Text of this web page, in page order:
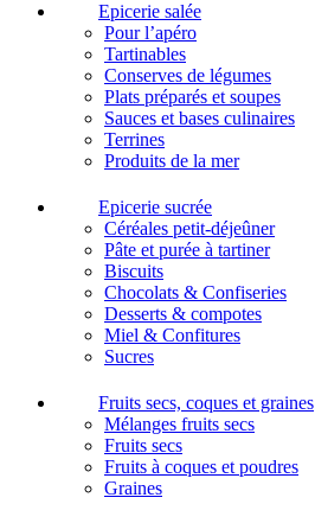
Epicerie salée
Pour l’apéro
Tartinables
Conserves de légumes
Plats préparés et soupes
Sauces et bases culinaires
Terrines
Produits de la mer
Epicerie sucrée
Céréales petit-déjeûner
Pâte et purée à tartiner
Biscuits
Chocolats & Confiseries
Desserts & compotes
Miel & Confitures
Sucres
Fruits secs, coques et graines
Mélanges fruits secs
Fruits secs
Fruits à coques et poudres
Graines